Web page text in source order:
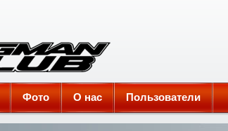
Фото О нас Пользователи